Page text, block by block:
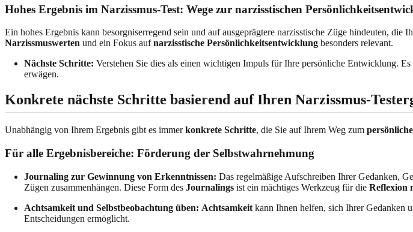
Hohes Ergebnis im Narzissmus-Test: Wege zur narzisstischen
Ein hohes Ergebnis kann besorgniserregend sein und auf ausgeprägtere narzisstische Züge hindeuten,
Narzissmuswerten und ein Fokus aufnarzisstische Persönlichkeitsentwicklung besonders relevant.
Nächste Schritte: Verstehen Sie dies als einen wichtigen Impuls für Ihre persönliche Entwicklung.
erwägen.
Konkrete nächste Schritte basierend auf Ihren Narzissmus-
Unabhängig von Ihrem Ergebnis gibt es immerkonkrete Schritte, die Sie auf Ihrem Weg zum
Für alle Ergebnisbereiche: Förderung der Selbstwahrnehmung
Journaling zur Gewinnung von Erkenntnissen: Das regelmäßige Aufschreiben Ihrer Gedanken,
Zügen zusammenhängen. Diese Form des Journalings ist ein mächtiges Werkzeug für die Reflexion
Achtsamkeit und Selbstbeobachtung üben: Achtsamkeit kann Ihnen helfen, sich Ihrer Gedanken
Entscheidungen ermöglicht.